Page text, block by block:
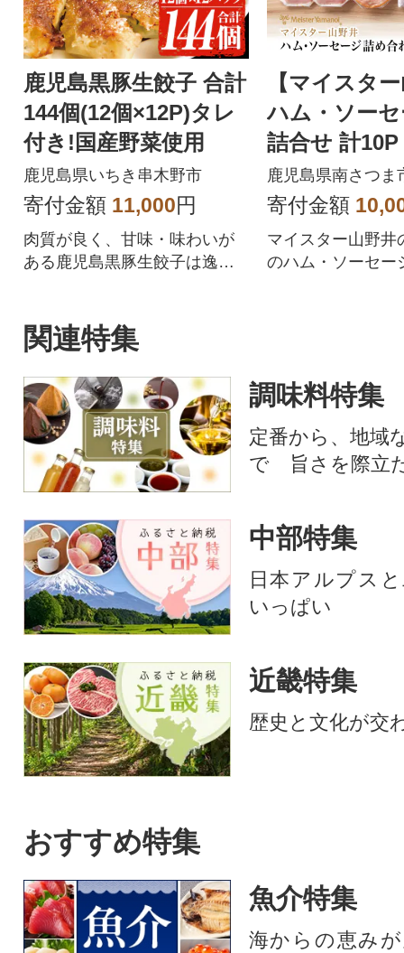
鹿児島黒豚生餃子 合計
144個(12個×12P)タレ
付き!国産野菜使用
鹿児島県いちき串木野市
寄付金額 11,000円
肉質が良く、甘味・味わいが
ある鹿児島黒豚生餃子は逸品
【マイスタ
ハム・ソー
詰合せ 計10P ギフト
贈答 冷蔵
鹿児島県南さつま
寄付金額
マイスター山野井
のハム・ソーセー
関連特集
調味料特集
定番から、地域
で 旨さを際立
中部特集
日本アルプス
いっぱい
近畿特集
歴史と文化が交
おすすめ特集
魚介特集
海からの恵み